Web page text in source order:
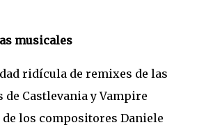
musicales
ridícula de remixes de las
de Castlevania y Vampire
los compositores Daniele